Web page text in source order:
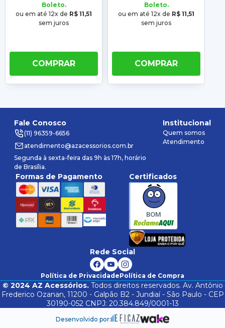
Boleto.
ou em até 12x de R$ 11,51
sem juros
COMPRAR
Boleto.
ou em até 12x de R$ 11,51
sem juros
COMPRAR
Fale Conosco
(11) 96359-6656
atendimento@azacessorios.com.br
Segunda à sexta-feira das 9h às 17h, horário
de Brasília.
Institucional
Quem somos
Atendimento
Formas de Pagamento Certificados
BOM
Rede Social
Política de PrivacidadePolítica de Compra
© 2024 AZ Acessórios.Todos direitos reservados. Av. Antônio
Frederico Ozanan, 11200 - Galpão B2 - Jundiaí - São Paulo - CEP
30190-052 CNPJ: 20.384.849/0001-13
Desenvolvido por: